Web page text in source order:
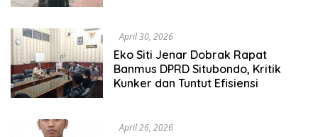
April 30, 2026
Eko Siti Jenar Dobrak Rapat
Banmus DPRD Situbondo, Kritik
Kunker dan Tuntut Efisiensi
April 26, 2026